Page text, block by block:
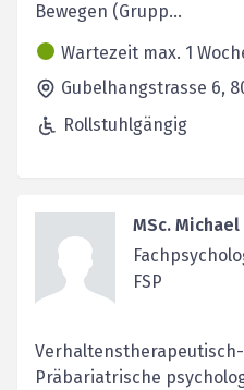
Bewegen (Grupp...
Wartezeit max. 1
Gubelhangstrasse 6,
Rollstuhlgängig
MSc. Michael
FSP
Präbariatrische